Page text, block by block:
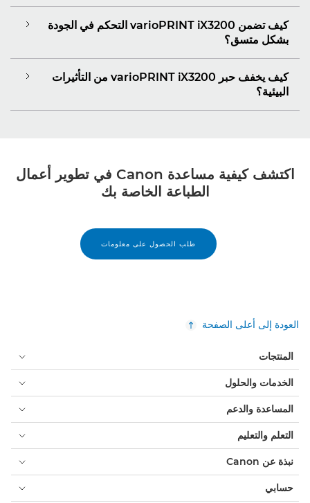
كيف تضمن varioPRINT iX3200 التحكم في الجودة
بشكل متسق؟
كيف يخفف حبر varioPRINT iX3200 من التأثيرات
البيئية؟
اكتشف كيفية مساعدة Canon في تطوير أعمال
الطباعة الخاصة بك
طلب الحصول على معلومات
العودة إلى أعلى الصفحة
المنتجات
الخدمات والحلول
المساعدة والدعم
التعلم والتعليم
نبذة عن Canon
حسابي